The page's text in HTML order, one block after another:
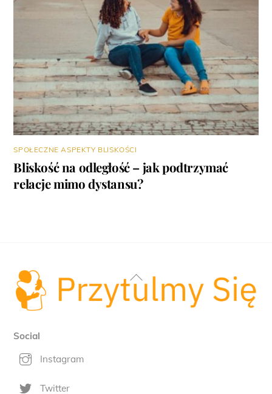
SPOŁECZNE ASPEKTY BLISKOŚCI
Bliskość na odległość – jak podtrzymać
relacje mimo dystansu?
Back
To
Social
Instagram
Twitter